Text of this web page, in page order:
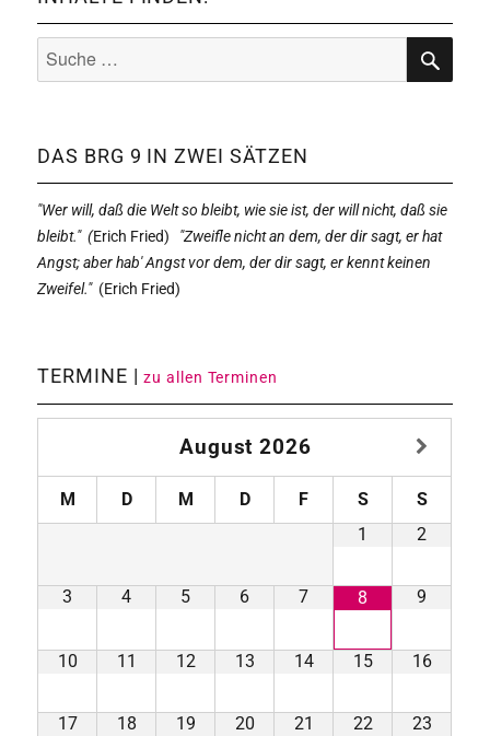
Suche
nach:
SUCHE
DAS BRG 9 IN ZWEI SÄTZEN
"Wer will, daß die Welt so bleibt, wie sie ist, der will nicht, daß sie
bleibt." (Erich Fried)
"Zweifle nicht an dem, der dir sagt, er hat
Angst; aber hab' Angst vor dem, der dir sagt, er kennt keinen
Zweifel."(Erich Fried)
TERMINE |zu allen Terminen
August 2026
M D M D F S
S
1
2
3 4 5 6 7 8 9
10 11 12 13 14 15 16
17 18 19 20 21 22 23